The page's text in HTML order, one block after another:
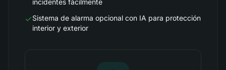
incidentes fácilmente
Sistema de alarma opcional con IA para protección
interior y exterior